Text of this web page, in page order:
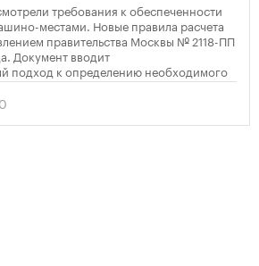
требования к обеспеченности
местами. Новые правила расчета
правительства Москвы № 2118-ПП
Документ вводит
подход к определению необходимого
зависимости от площади квартир и
период для уже согласованных